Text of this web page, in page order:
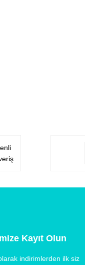
Kayıt Olun
indirimlerden ilk siz